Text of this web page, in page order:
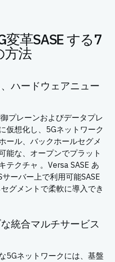
変革SASE する7
方法
ハードウェアニュー
プレーンおよびデータプレ
仮想化し、5Gネットワーク
ール、バックホールセグメ
能な、オープンでプラット
テクチャ 。Versa SASE あ
ーバー上で利用可能SASE
グメントで柔軟に導入でき
統合マルチサービス
5Gネットワークには、基盤